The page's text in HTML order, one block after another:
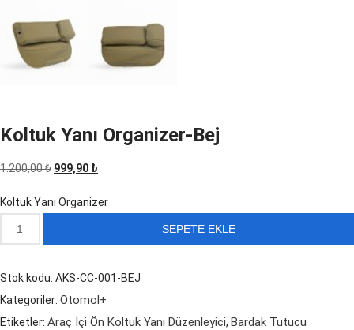
Koltuk Yanı Organizer-Bej
1.200,00₺ Orijinal
1.200,00 ₺.
999,90 ₺
fiyat:
Koltuk Yanı Organizer
Koltuk
Yanı
SEPETE EKLE
Stok kodu: AKS-CC-001-BEJ
Kategoriler: Otomol+
Etiketler: Araç İçi Ön Koltuk Yanı Düzenleyici, Bardak Tutucu